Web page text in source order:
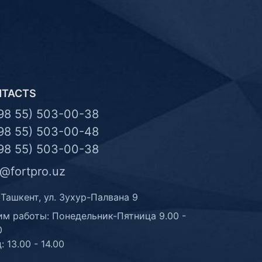
55) 503-00-38
55) 503-00-48
55) 503-00-38
ул. Зухур-Палвана 9
работы: Понедельник-Пятница 9.00 -
13.00 - 14.00